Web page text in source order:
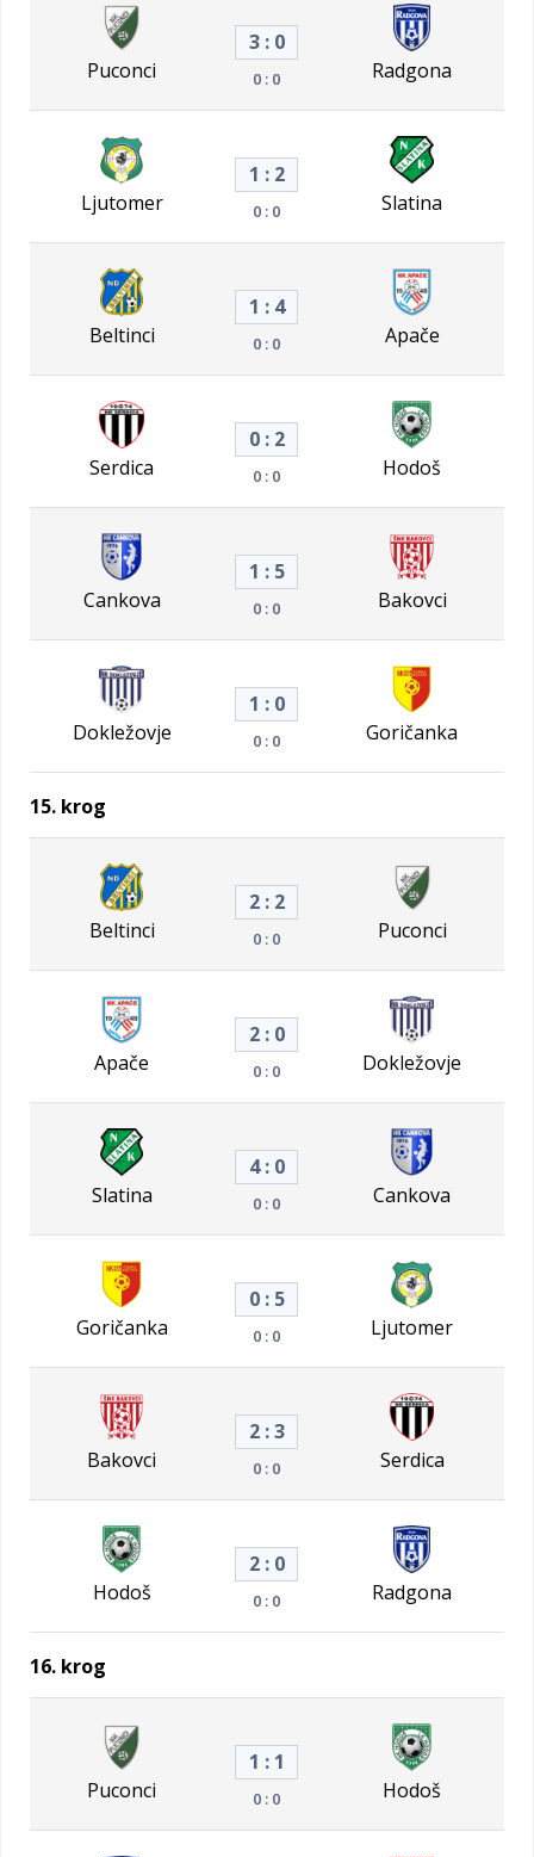
Puconci
3 : 0
0 : 0 Radgona
Ljutomer
1 : 2
0 : 0 Slatina
Beltinci
1 : 4
0 : 0 Apače
Serdica
0 : 2
0 : 0 Hodoš
Cankova
1 : 5
0 : 0 Bakovci
Dokležovje
1 : 0
0 : 0 Goričanka
15. krog
Beltinci
2 : 2
0 : 0 Puconci
Apače
2 : 0
0 : 0 Dokležovje
Slatina
4 : 0
0 : 0 Cankova
Goričanka
0 : 5
0 : 0 Ljutomer
Bakovci
2 : 3
0 : 0 Serdica
Hodoš
2 : 0
0 : 0 Radgona
16. krog
Puconci
1 : 1
0 : 0 Hodoš